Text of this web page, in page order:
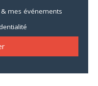
mes événements